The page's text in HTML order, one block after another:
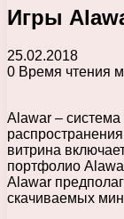
Игры
25.02.2018
0 Время чтения
Alawar – система
витрина
портфолио
Alawar
скачиваемых